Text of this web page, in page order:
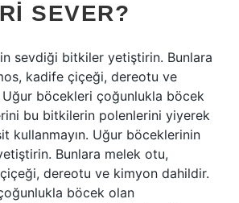
SEVER?
sevdiği bitkiler yetiştirin. Bunlara
kadife çiçeği, dereotu ve
böcekleri çoğunlukla böcek
bu bitkilerin polenlerini yiyerek
kullanmayın. Uğur böceklerinin
Bunlara melek otu,
dereotu ve kimyon dahildir.
böcek olan